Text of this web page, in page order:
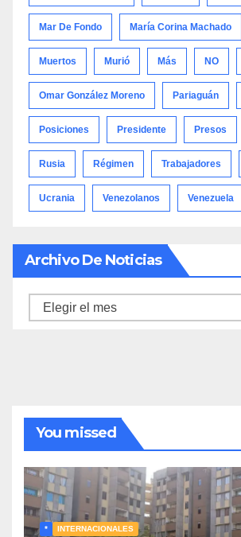
Mar De Fondo María Corina Machado
Muertos Murió Más NO
Omar González Moreno Pariaguán
Posiciones Presidente Presos
Rusia Régimen Trabajadores
Ucrania Venezolanos Venezuela
Archivo De Noticias
Archivo
You missed
* INTERNACIONALES